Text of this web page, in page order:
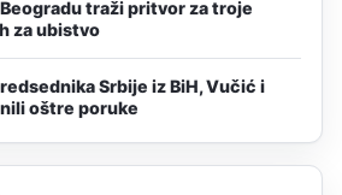
traži pritvor za troje
za ubistvo
Srbije iz BiH, Vučić i
oštre poruke